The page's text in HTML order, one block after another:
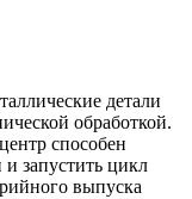
детали
обработкой.
способен
запустить цикл
выпуска